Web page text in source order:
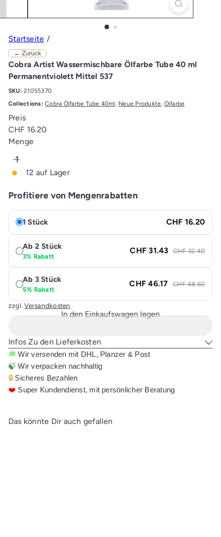
Startseite
← Zurück
Cobra Artist Wassermischbare Ölfarbe Tube 40 ml
Permanentviolett Mittel 537
SKU: 21055370
Collections: Cobra Ölfarbe Tube 40ml , Neue Produkte, Ölfarbe
Preis
Normaler
Preis
CHF 16.20
Menge
12 auf Lager
Profitiere von Mengenrabatten
1 Stück CHF 16.20
Ab 2 Stück
3% Rabatt
CHF 31.43 CHF 32.40
Ab 3 Stück
5% Rabatt
CHF 46.17 CHF 48.60
zzgl.Versandkosten
In den Einkaufswagen legen
Infos Zu den Lieferkosten
🚚 Wir versenden mit DHL, Planzer & Post
🍃 Wir verpacken nachhaltig
🔒 Sicheres Bezahlen
❤️ Super Kundendienst, mit persönlicher Beratung
Das könnte Dir auch gefallen